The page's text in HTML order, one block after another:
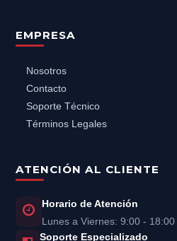
EMPRESA
Nosotros
Contacto
Soporte Técnico
Términos Legales
ATENCIÓN AL CLIENTE
Horario de Atención
Lunes a Viernes: 9:00 - 18:00
Soporte Especializado